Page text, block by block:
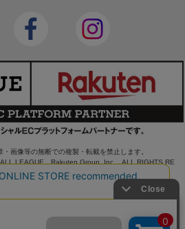
画像等の無断での複製・転載を禁止します。
LEAGUE Rakuten Group, Inc. ALL RIGHTS RE
SERVED.